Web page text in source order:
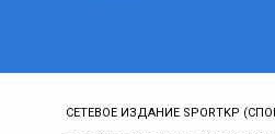
СЕТЕВОЕ ИЗДАНИЕ SPORTKP